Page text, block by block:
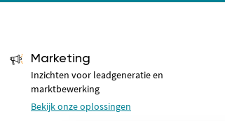
Marketing
Inzichten voor leadgeneratie en
marktbewerking
Bekijk onze oplossingen